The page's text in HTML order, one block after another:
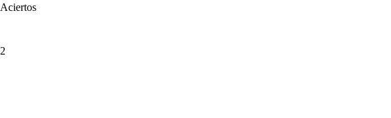
Aciertos
2